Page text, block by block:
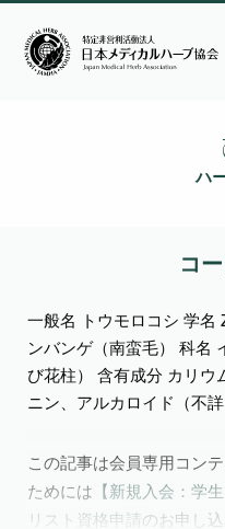
ハ
コ
一般名 トウモロコシ 学名
ンバンゲ（南蛮毛） 科名
び花柱） 含有成分 カリウ
ニン、アルカロイド（不
この記事は会員専用コン
ためには 【新規入会：学
リスト資格申請のお申し